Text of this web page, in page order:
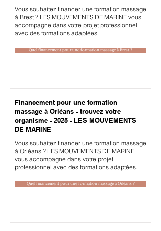
Vous souhaitez financer une formation massage
à Brest ? LES MOUVEMENTS DE MARINE vous
accompagne dans votre projet professionnel
avec des formations adaptées.
Quel financement pour une formation massage à Brest ?
Financement pour une formation
massage à Orléans - trouvez votre
organisme - 2025 - LES MOUVEMENTS
DE MARINE
Vous souhaitez financer une formation massage
à Orléans ? LES MOUVEMENTS DE MARINE
vous accompagne dans votre projet
professionnel avec des formations adaptées.
Quel financement pour une formation massage à Orléans ?